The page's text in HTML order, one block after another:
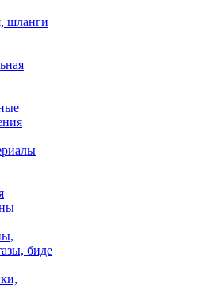
шланги
биде